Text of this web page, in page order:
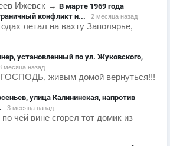
Ижевск → В марте 1969 года
конфликт н...
2 месяца назад
летал на вахту Заполярье,
установленный по ул. Жуковского,
месяца назад
ГОСПОДЬ, живым домой вернуться!!!
улица Калининская, напротив
3 месяца назад
чей вине сгорел тот домик из